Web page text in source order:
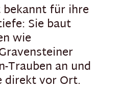
für ihre
Sie baut
wie
Trauben an und
direkt vor Ort.